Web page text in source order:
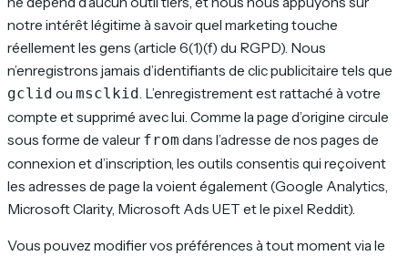
notre intérêt légitime à savoir quel marketing touche
réellement les gens (article 6(1)(f) du RGPD). Nous
n’enregistrons jamais d’identifiants de clic publicitaire tels que
gclid ou msclkid . L’enregistrement est rattaché à votre
compte et supprimé avec lui. Comme la page d’origine circule
sous forme de valeur from dans l’adresse de nos pages de
connexion et d’inscription, les outils consentis qui reçoivent
les adresses de page la voient également (Google Analytics,
Microsoft Clarity, Microsoft Ads UET et le pixel Reddit).
Vous pouvez modifier vos préférences à tout moment via le